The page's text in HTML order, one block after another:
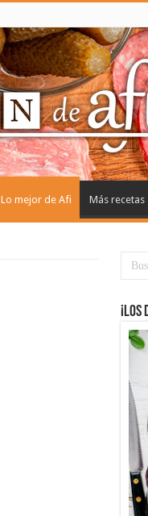
Lo mejor de Afi Más recetas
¡Los